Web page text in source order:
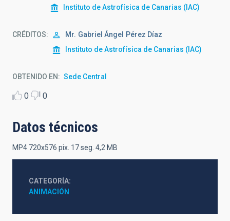
Instituto de Astrofísica de Canarias (IAC)
CRÉDITOS Mr. Gabriel Ángel
Pérez Díaz
Instituto de Astrofísica de Canarias (IAC)
OBTENIDO EN Sede Central
0 0
Datos técnicos
MP4 720x576 pix. 17 seg. 4,2 MB
CATEGORÍA
ANIMACIÓN